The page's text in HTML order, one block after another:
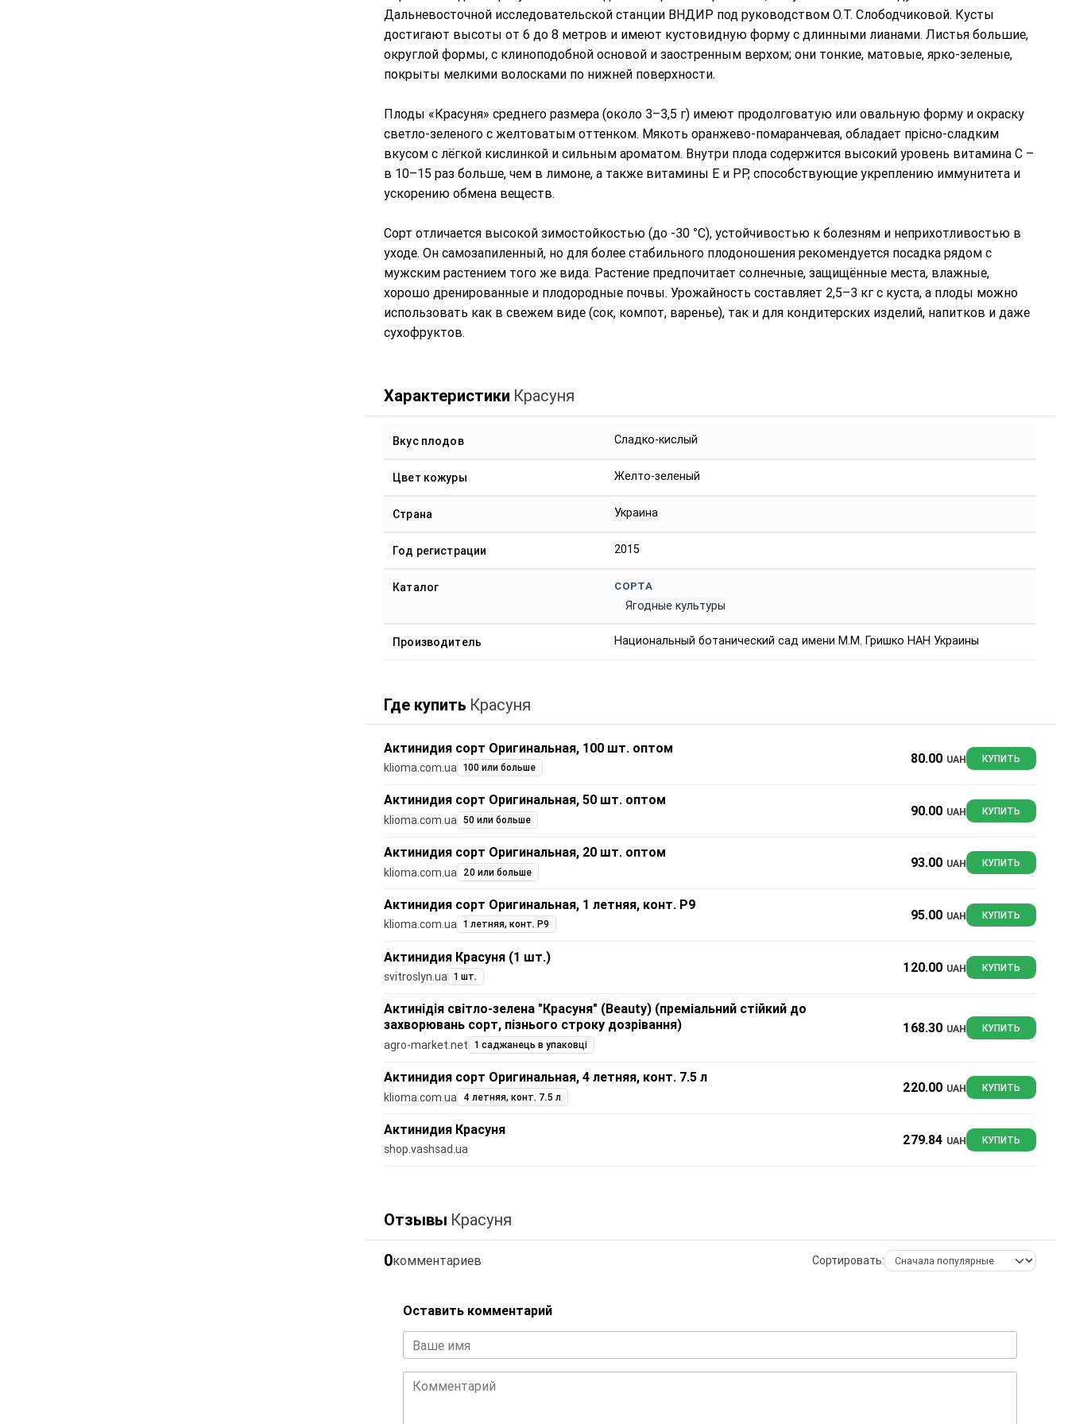
Дальневосточной исследовательской станции ВНДИР под руководством О.Т. Слободчиковой. Кусты
достигают высоты от 6 до 8 метров и имеют кустовидную форму с длинными лианами. Листья большие,
округлой формы, с клиноподобной основой и заостренным верхом; они тонкие, матовые, ярко-зеленые,
покрыты мелкими волосками по нижней поверхности.
Плоды «Красуня» среднего размера (около 3–3,5 г) имеют продолговатую или овальную форму и окраску
светло-зеленого с желтоватым оттенком. Мякоть оранжево-помаранчевая, обладает прісно-сладким
вкусом с лёгкой кислинкой и сильным ароматом. Внутри плода содержится высокий уровень витамина С –
в 10–15 раз больше, чем в лимоне, а также витамины Е и РР, способствующие укреплению иммунитета и
ускорению обмена веществ.
Сорт отличается высокой зимостойкостью (до -30 °C), устойчивостью к болезням и неприхотливостью в
уходе. Он самозапиленный, но для более стабильного плодоношения рекомендуется посадка рядом с
мужским растением того же вида. Растение предпочитает солнечные, защищённые места, влажные,
хорошо дренированные и плодородные почвы. Урожайность составляет 2,5–3 кг с куста, а плоды можно
использовать как в свежем виде (сок, компот, варенье), так и для кондитерских изделий, напитков и даже
сухофруктов.
Характеристики Красуня
Вкус плодов Сладко-кислый
Цвет кожуры Желто-зеленый
Страна Украина
Год регистрации 2015
Каталог СОРТА
Ягодные культуры
Производитель Национальный ботанический сад имени М.М. Гришко НАН Украины
Где купить Красуня
Актинидия сорт Оригинальная, 100 шт. оптом
klioma.com.ua 100 или больше
80.00 UAH КУПИТЬ
Актинидия сорт Оригинальная, 50 шт. оптом
klioma.com.ua 50 или больше
90.00 UAH КУПИТЬ
Актинидия сорт Оригинальная, 20 шт. оптом
klioma.com.ua 20 или больше
93.00 UAH КУПИТЬ
Актинидия сорт Оригинальная, 1 летняя, конт. Р9
klioma.com.ua 1 летняя, конт. Р9
95.00 UAH КУПИТЬ
Актинидия Красуня (1 шт.)
svitroslyn.ua 1 шт.
120.00 UAH КУПИТЬ
Актинідія світло-зелена "Красуня" (Beauty) (преміальний стійкий до
захворювань сорт, пізнього строку дозрівання)
agro-market.net 1 саджанець в упаковці
168.30 UAH КУПИТЬ
Актинидия сорт Оригинальная, 4 летняя, конт. 7.5 л
klioma.com.ua 4 летняя, конт. 7.5 л
220.00 UAH КУПИТЬ
Актинидия Красуня
shop.vashsad.ua
279.84 UAH КУПИТЬ
Отзывы Красуня
0комментариев Сортировать:
Оставить комментарий
Ваше имя
Комментарий